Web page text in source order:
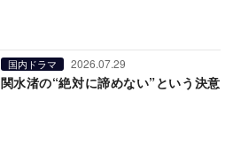
国内ドラマ 2026.07.29
関水渚の“絶対に諦めない”という決意